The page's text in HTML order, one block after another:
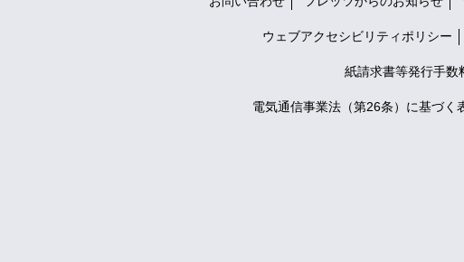
ウェブアクセシビリティポリシー
紙請求書等発行手数
電気通信事業法（第26条）に基づく